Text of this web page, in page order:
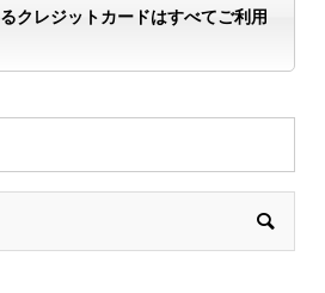
クレジットカードはすべてご利用